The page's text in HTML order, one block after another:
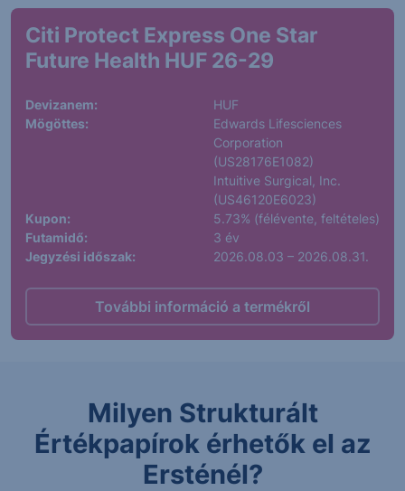
Citi Protect Express One Star
Future Health HUF 26-29
Devizanem:
HUF
Mögöttes:
Edwards Lifesciences
Corporation
(US28176E1082)
Intuitive Surgical, Inc.
(US46120E6023)
Kupon:
5.73% (félévente, feltételes)
Futamidő:
3 év
Jegyzési időszak:
2026.08.03 – 2026.08.31.
További információ a termékről
Milyen Strukturált
Értékpapírok érhetők el az
Ersténél?